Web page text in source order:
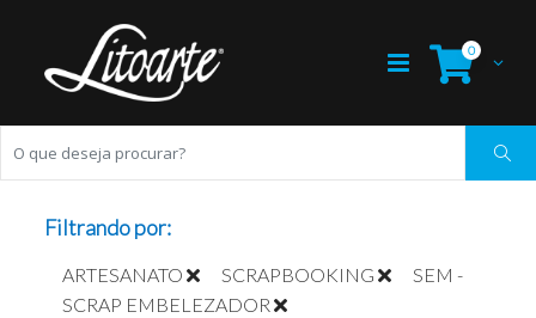
0
Filtrando por:
ARTESANATO SCRAPBOOKING
SEM -
SCRAP EMBELEZADOR